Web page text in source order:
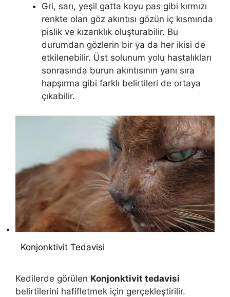
Gri, sarı, yeşil gatta koyu pas gibi kırmızı
renkte olan göz akıntısı gözün iç kısmında
pislik ve kızarıklık oluşturabilir. Bu
durumdan gözlerin bir ya da her ikisi de
etkilenebilir. Üst solunum yolu hastalıkları
sonrasında burun akıntısının yanı sıra
hapşırma gibi farklı belirtileri de ortaya
çıkabilir.
Konjonktivit Tedavisi
Kedilerde görülen Konjonktivit tedavisi
belirtilerini hafifletmek için gerçekleştirilir.